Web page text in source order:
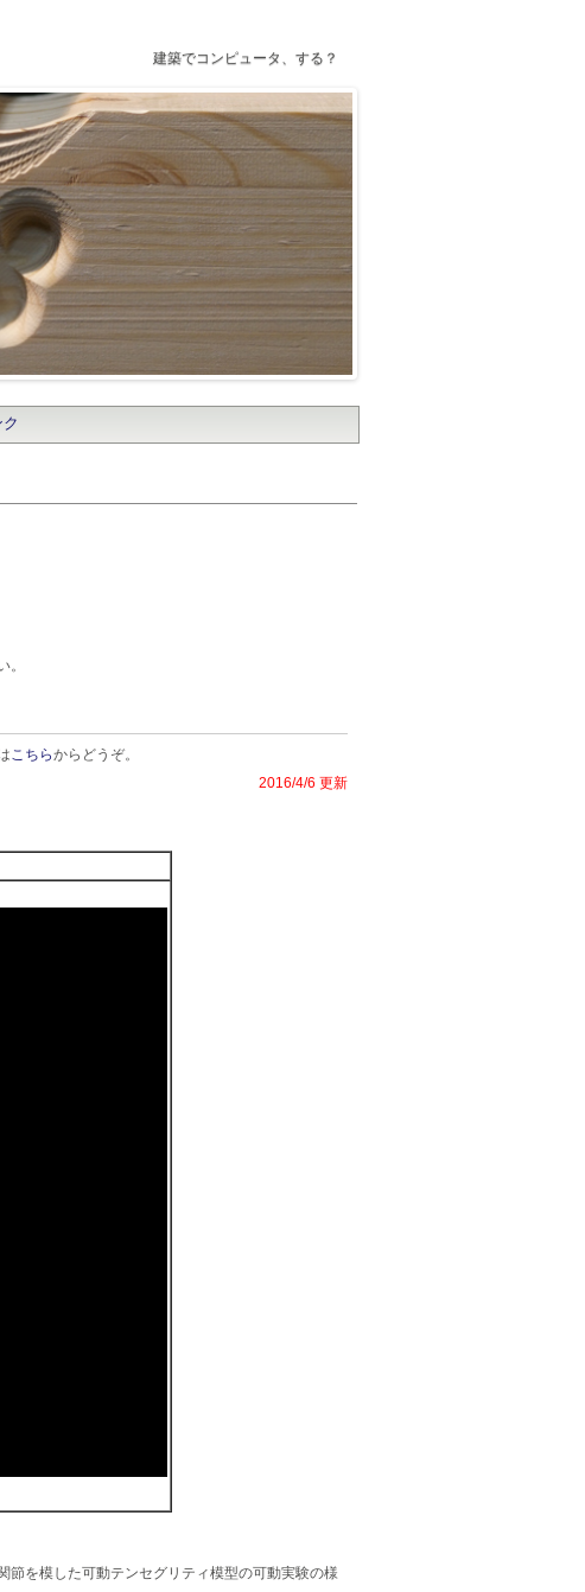
建築でコンピュータ、する？
ク
こちらからどうぞ。
2016/4/6 更新
を模した可動テンセグリティ模型の可動実験の様